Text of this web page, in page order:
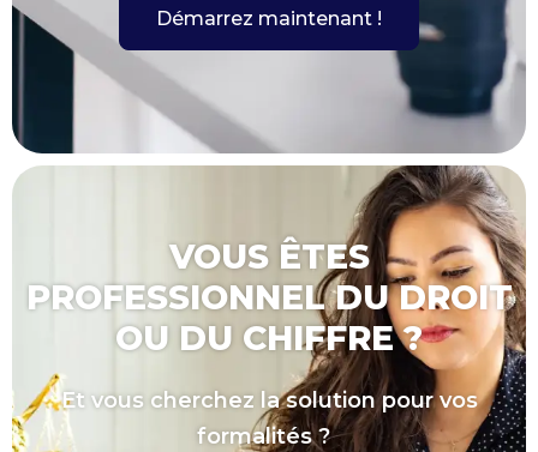
Démarrez maintenant !
VOUS ÊTES
PROFESSIONNEL DU DROIT
OU DU CHIFFRE ?
Et vous cherchez la solution pour vos
formalités ?